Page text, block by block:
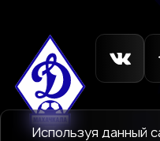
Используя данный